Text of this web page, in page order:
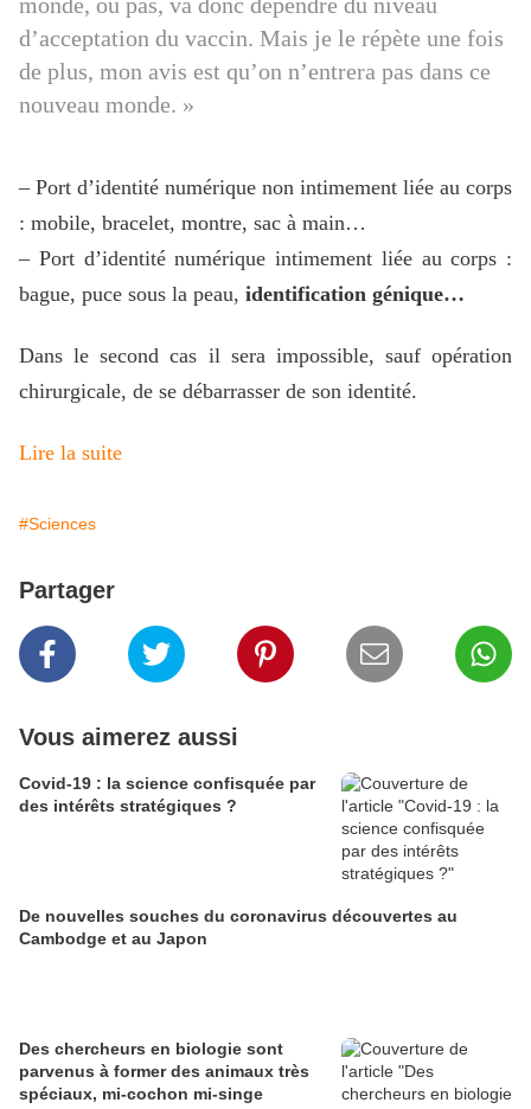
d’acceptation du vaccin. Mais je le répète une fois
de plus, mon avis est qu’on n’entrera pas dans ce
nouveau monde. »
– Port d’identité numérique non intimement liée au corps
: mobile, bracelet, montre, sac à main…
– Port d’identité numérique intimement liée au corps :
bague, puce sous la peau, identification génique…
Dans le second cas il sera impossible, sauf opération
chirurgicale, de se débarrasser de son identité.
Lire la suite
#Sciences
Partager
Vous aimerez aussi
Covid-19 : la science confisquée par
des intérêts stratégiques ?
De nouvelles souches du coronavirus découvertes au
Cambodge et au Japon
Des chercheurs en biologie sont
parvenus à former des animaux très
spéciaux, mi-cochon mi-singe